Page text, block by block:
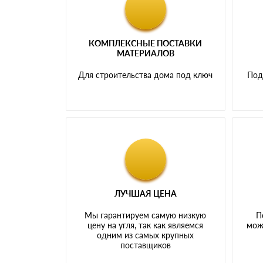
КОМПЛЕКСНЫЕ ПОСТАВКИ
МАТЕРИАЛОВ
Для строительства дома под ключ
ЛУЧШАЯ ЦЕНА
Мы гарантируем самую низкую
цену на угля, так как являемся
одним из самых крупных
поставщиков